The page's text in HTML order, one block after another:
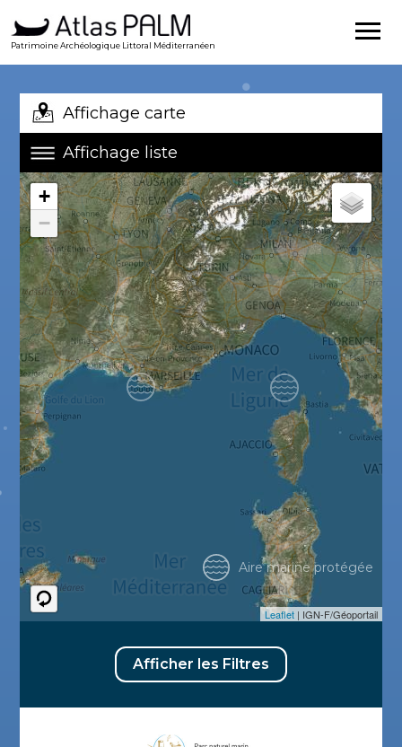
Patrimoine Archéologique Littoral Méditerranéen
Affichage carte
Affichage liste
+
−
Leaflet | IGN-F/Géoportail
Aire marine protégée
Afficher les Filtres